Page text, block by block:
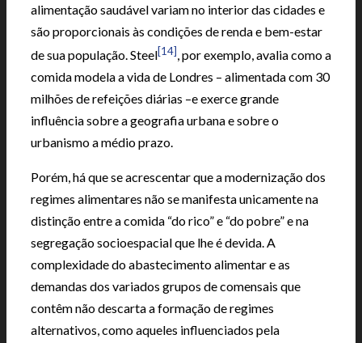
alimentação saudável variam no interior das cidades e
são proporcionais às condições de renda e bem-estar
de sua população. Steel[14], por exemplo, avalia como a
comida modela a vida de Londres – alimentada com 30
milhões de refeições diárias –e exerce grande
influência sobre a geografia urbana e sobre o
urbanismo a médio prazo.
Porém, há que se acrescentar que a modernização dos
regimes alimentares não se manifesta unicamente na
distinção entre a comida “do rico” e “do pobre” e na
segregação socioespacial que lhe é devida. A
complexidade do abastecimento alimentar e as
demandas dos variados grupos de comensais que
contêm não descarta a formação de regimes
alternativos, como aqueles influenciados pela